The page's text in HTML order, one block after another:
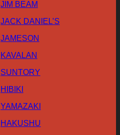
JIM BEAM
JACK DANIEL’S
JAMESON
KAVALAN
SUNTORY
HIBIKI
YAMAZAKI
HAKUSHU